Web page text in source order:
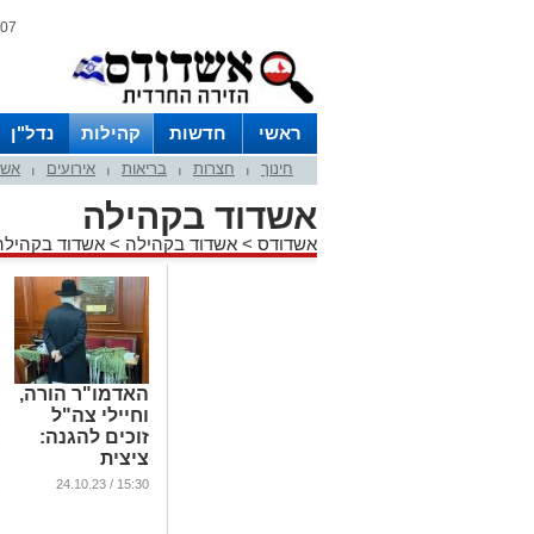
07 אוגוסט 2026 / 23:27
ראשי חדשות קהילות נדל"ן
חינוך חצרות בריאות אירועים
אשדוד בקהילה
אשדודס > אשדוד בקהילה > אשדוד
האדמו"ר הורה,
וחיילי צה"ל
זוכים להגנה:
ציצית
...
15:30 / 24.10.23